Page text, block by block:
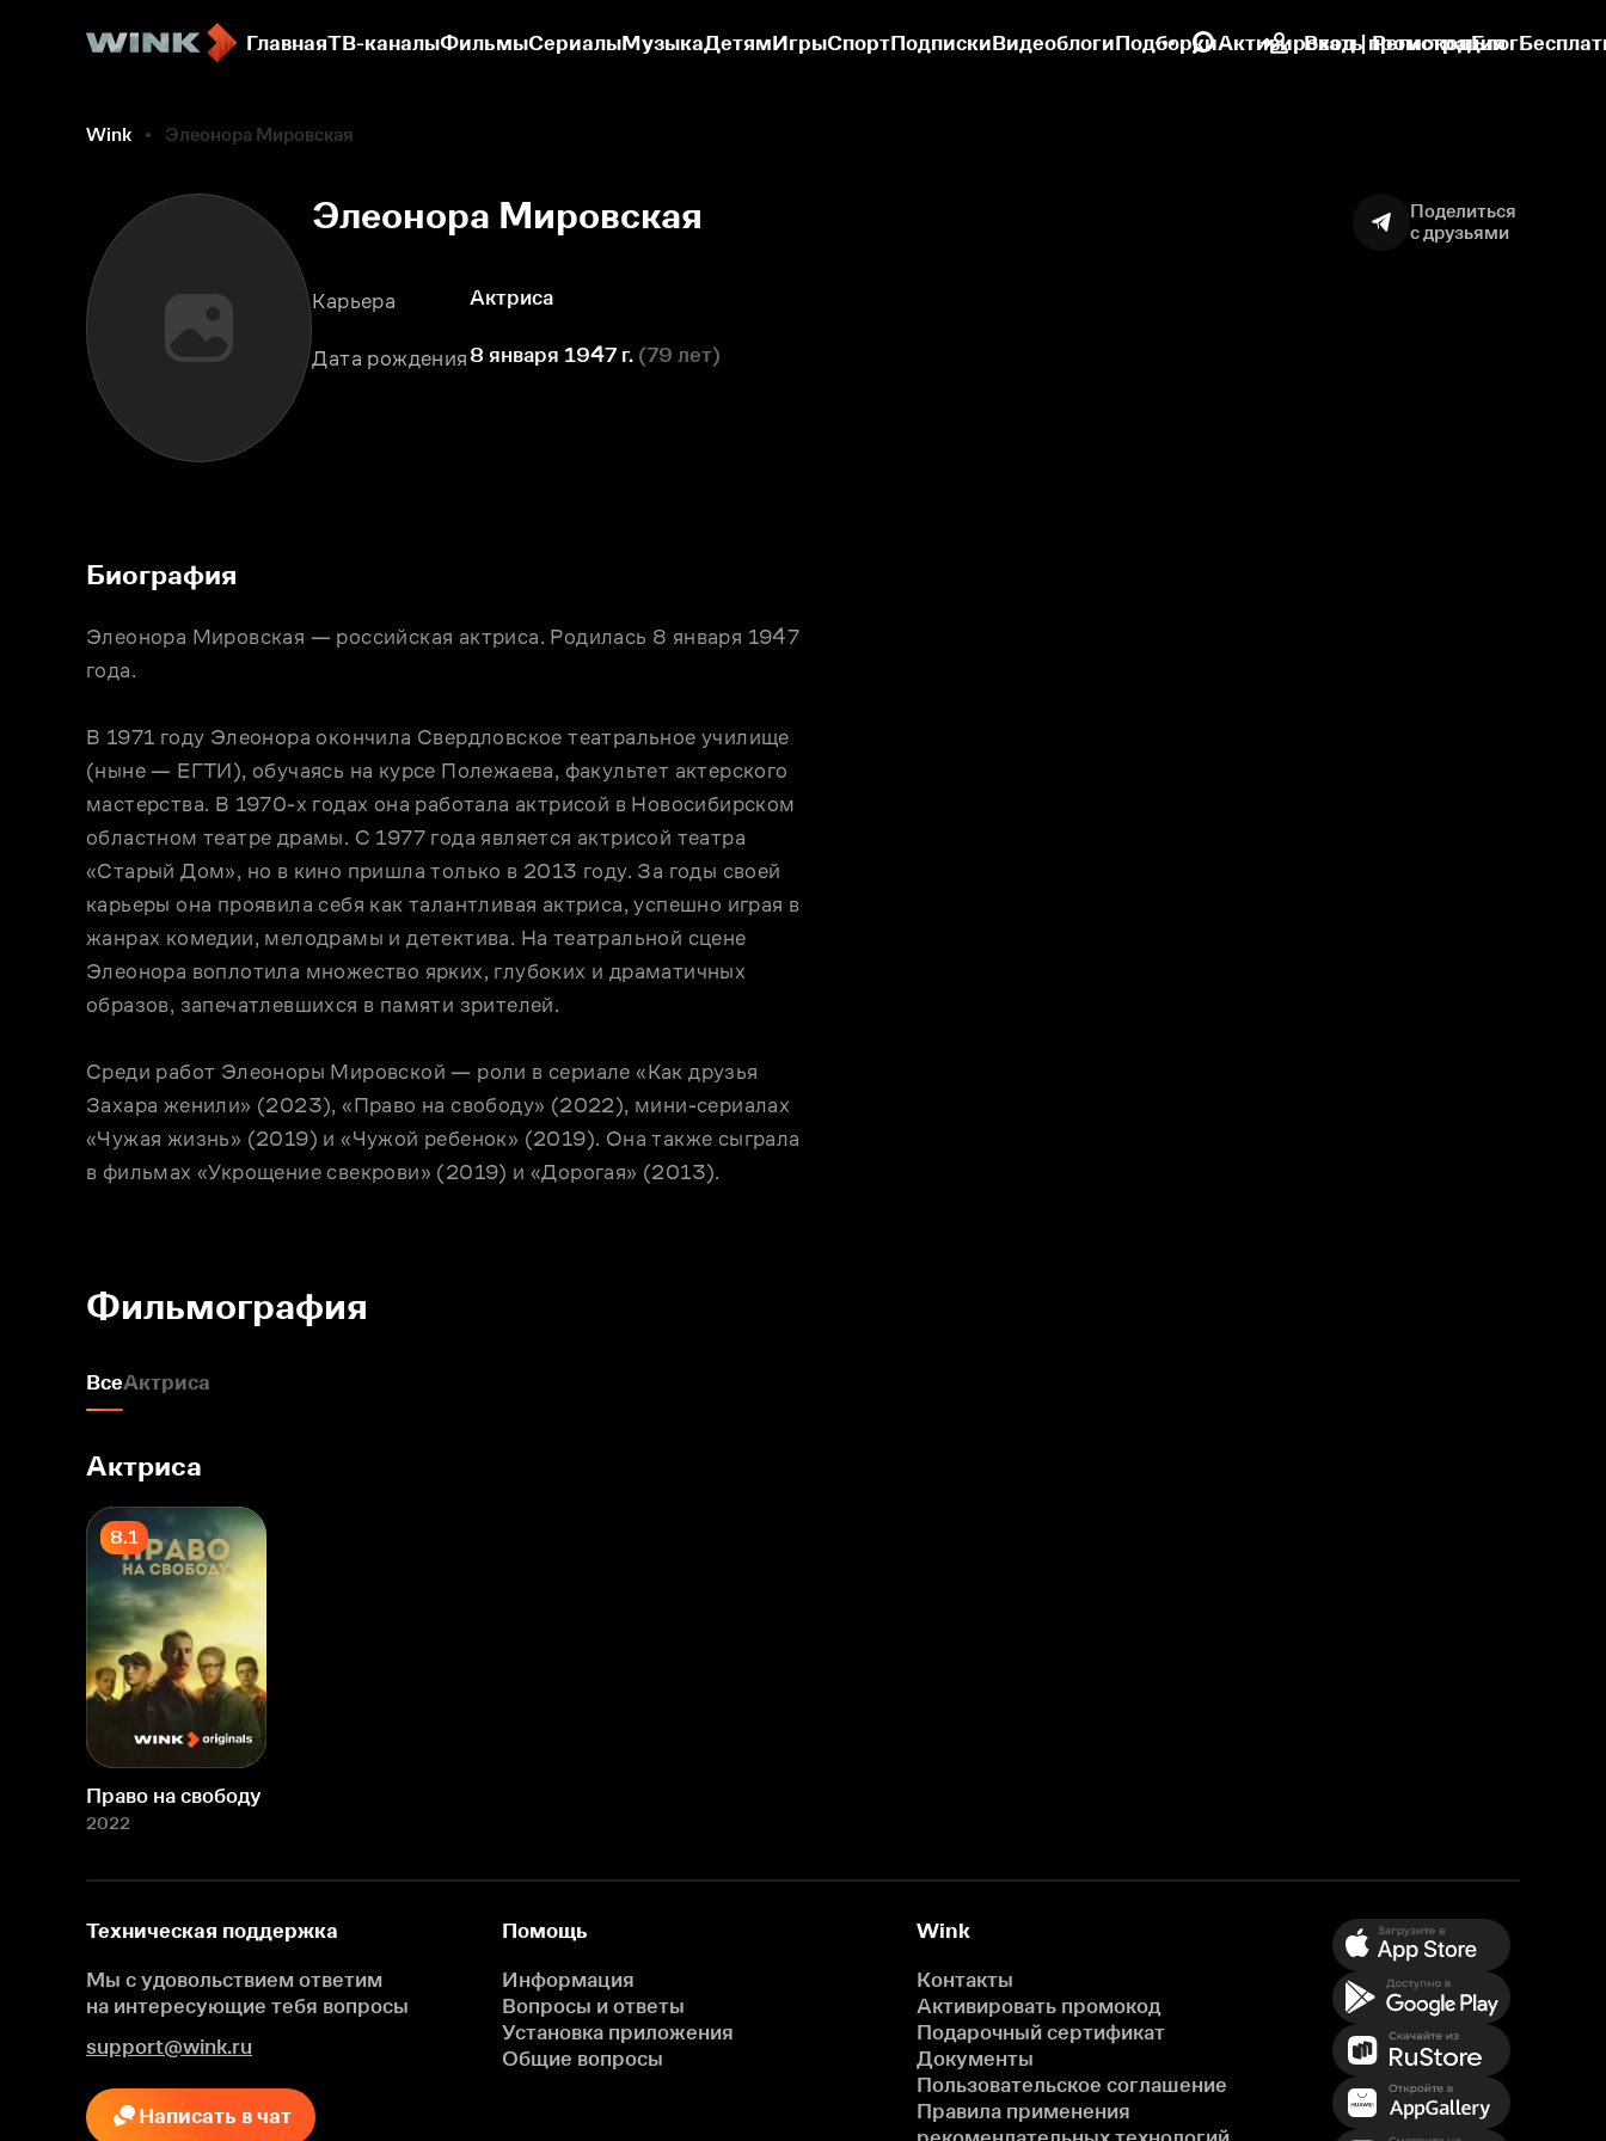
ГлавнаяТВ-каналыФильмыСериалыМузыкаДетямИгрыСпортПодпискиВидеоблогиПодборкиАктивировать промокодБлог
Вход | Регистрация
Wink Элеонора Мировская
Элеонора Мировская
Поделиться
с друзьями
Карьера Актриса
Дата рождения 8 января 1947 г. (79 лет)
Биография
Элеонора Мировская — российская актриса. Родилась 8 января 1947
года.
В 1971 году Элеонора окончила Свердловское театральное училище
(ныне — ЕГТИ), обучаясь на курсе Полежаева, факультет актерского
мастерства. В 1970-х годах она работала актрисой в Новосибирском
областном театре драмы. С 1977 года является актрисой театра
«Старый Дом», но в кино пришла только в 2013 году. За годы своей
карьеры она проявила себя как талантливая актриса, успешно играя в
жанрах комедии, мелодрамы и детектива. На театральной сцене
Элеонора воплотила множество ярких, глубоких и драматичных
образов, запечатлевшихся в памяти зрителей.
Среди работ Элеоноры Мировской — роли в сериале «Как друзья
Захара женили» (2023), «Право на свободу» (2022), мини-сериалах
«Чужая жизнь» (2019) и «Чужой ребенок» (2019). Она также сыграла
в фильмах «Укрощение свекрови» (2019) и «Дорогая» (2013).
Фильмография
ВсеАктриса
Актриса
8.1
Право на свободу
2022
Техническая поддержка
Мы с удовольствием ответим
на интересующие тебя вопросы
support@wink.ru
Написать в чат
Помощь
Информация
Вопросы и ответы
Установка приложения
Общие вопросы
Wink
Контакты
Активировать промокод
Подарочный сертификат
Документы
Пользовательское соглашение
Правила применения